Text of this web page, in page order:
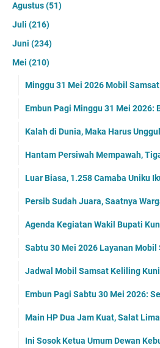
Agustus(51)
Juli (216)
Juni (234)
Mei (210)
Minggu 31 Mei 2026 Mobil
Embun Pagi Minggu 31 Mei 2026:
Kalah di Dunia, Maka Harus
Hantam Persiwah Mempawah,
Luar Biasa, 1.258 Camaba Uniku
Persib Sudah Juara, Saatnya
Agenda Kegiatan Wakil Bupati
Sabtu 30 Mei 2026 Layanan
Jadwal Mobil Samsat Keliling
Embun Pagi Sabtu 30 Mei 2026:
Main HP Dua Jam Kuat, Salat
Ini Sosok Ketua Umum Dewan